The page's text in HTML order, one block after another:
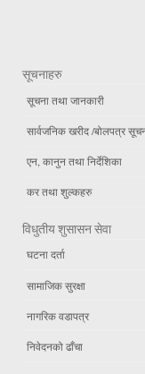
सूचनाहरु
सूचना तथा जानकारी
सार्वजनिक खरीद /बोलपत्र
एन, कानुन तथा निर्देशिका
कर तथा शुल्कहरु
विधुतीय शुसासन सेवा
घटना दर्ता
सामाजिक सुरक्षा
नागरिक वडापत्र
निवेदनको ढाँचा